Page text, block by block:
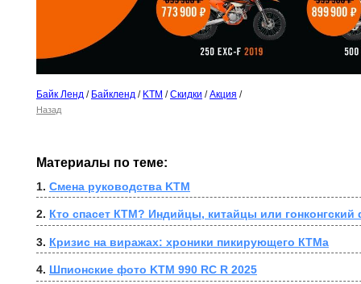
Байк Ленд / Байкленд / KTM /Скидки /Акция /
Назад
Материалы по теме:
1. Смена руководства KTM
2. Кто спасет КТМ? Индийцы, китайцы или гонконгский
3. Кризис на виражах: хроники пикирующего КТМа
4. Шпионские фото KTM 990 RC R 2025